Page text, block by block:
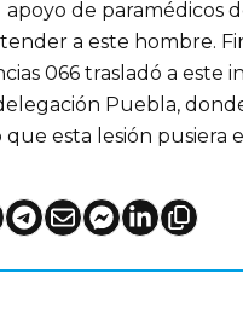
de paramédicos
a este hombre.
066 trasladó a este
Puebla,
esta lesión pusiera